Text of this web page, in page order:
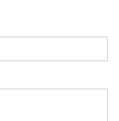
из умвд кто
и Скрипца?
их членов семей